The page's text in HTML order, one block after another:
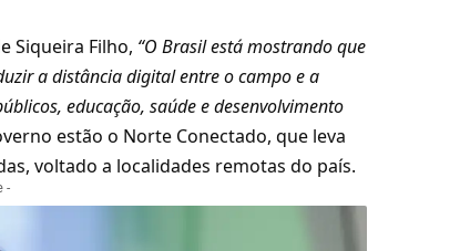
Siqueira Filho, “O Brasil está mostrando que
a distância digital entre o campo e a
educação, saúde e desenvolvimento
estão o Norte Conectado, que leva
voltado a localidades remotas do país.
-